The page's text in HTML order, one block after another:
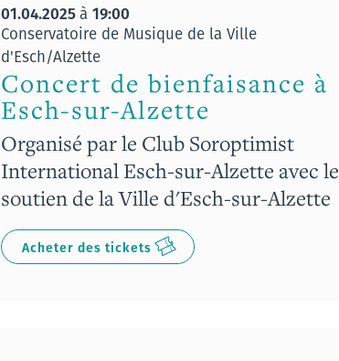
01.04.2025à 19:00
Conservatoire de Musique de la Ville
d'Esch/Alzette
Concert de bienfaisance à
Esch-sur-Alzette
Organisé par le Club Soroptimist
International Esch-sur-Alzette avec le
soutien de la Ville d'Esch-sur-Alzette
Acheter des tickets